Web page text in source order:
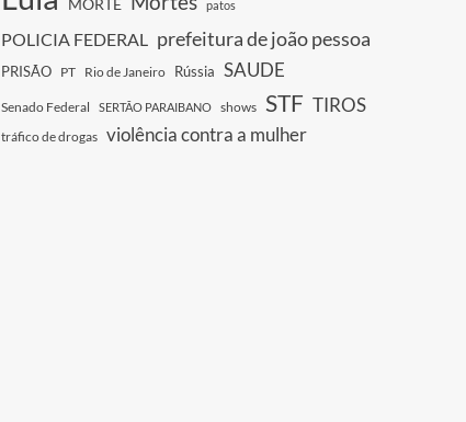
MORTE patos
POLICIA FEDERAL prefeitura de joão pessoa
PRISÃO PT Rio de Janeiro Rússia SAUDE
Senado Federal SERTÃO PARAIBANO shows STF TIROS
tráfico de drogas violência contra a mulher